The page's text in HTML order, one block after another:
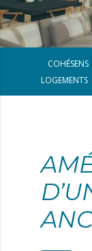
COHÉSENS
LOGEMENTS